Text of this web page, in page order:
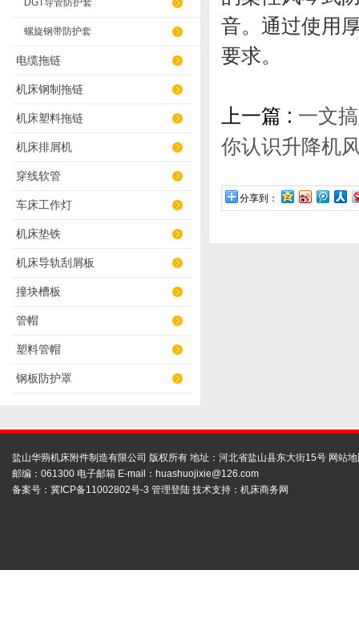
DGT导管防护套
螺旋钢带防护套
电缆拖链
机床钢制拖链
机床塑料拖链
机床排屑机
穿线软管
车床工作灯
机床垫铁
机床导轨刮屑板
撞块槽板
管帽
塑料管帽
钢板防护罩
音。通过使用
要求。
上一篇 : 一文
你认识升降机
分享到：
盐山华蒴机床附件制造有限公司 版权所有 地址：河北省盐山县东大街15号 网站
邮编：061300 电子邮箱 E-mail： huashuojixie@126.com
备案号： 冀ICP备11002802号-3 管理登陆 技术支持： 机床商务网